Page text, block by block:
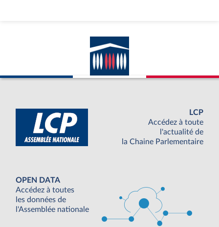
LCP
Accédez à toute
l'actualité de
la Chaine Parlementaire
OPEN DATA
Accédez à toutes
les données de
l'Assemblée nationale